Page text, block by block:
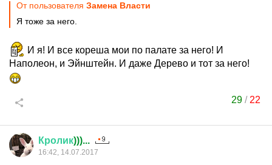
От пользователя Замена Власти
Я тоже за него.
И я! И все кореша мои по палате за него! И
Наполеон, и Эйнштейн. И даже Дерево и тот за него!
29/ 22
Кролик)))...
16:42, 14.07.2017